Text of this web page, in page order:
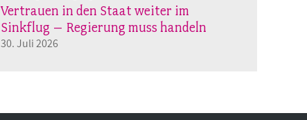
Vertrauen in den Staat weiter im
Sinkflug – Regierung muss handeln
30. Juli 2026